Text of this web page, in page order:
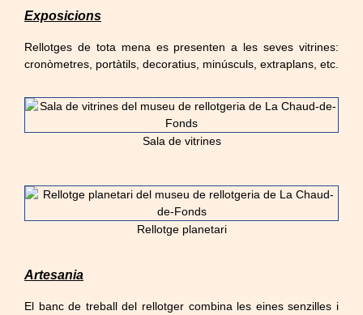
Exposicions
Rellotges de tota mena es presenten a les seves vitrines:
cronòmetres, portàtils, decoratius, minúsculs, extraplans, etc.
Sala de vitrines
Rellotge planetari
Artesania
El banc de treball del rellotger combina les eines senzilles i